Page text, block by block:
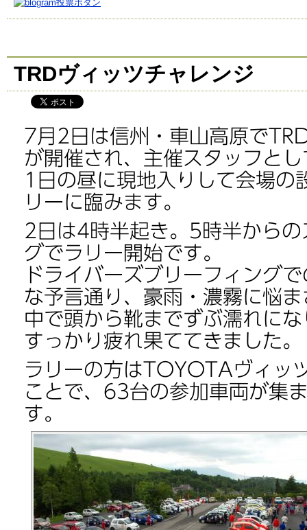
TRDヴィッツチャレンジ
7月2日は信州・車山高原で
が開催され、主催スタッフと
1日の昼に現地入りして会場の
リーに臨みます。
2日は4時半起き。5時半から
グでラリー開始です。
ドライバーズブリーフィング
な予言通り、豪雨・濃霧に悩
中で頭から靴までずぶ濡れに
すっかり疲れ果ててきました。
ラリーの方はTOYOTAヴィッ
ことで、63台の参加車両が集
す。